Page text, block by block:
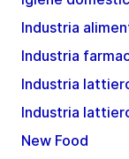
Industria
Industria
Industria
Industria
New Food